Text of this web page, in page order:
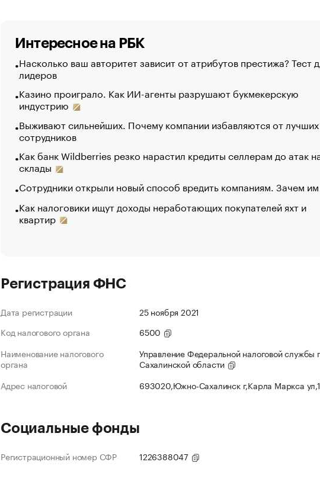
Интересное на РБК
Насколько ваш авторитет зависит от атрибутов престижа? Тест
лидеров
Казино проиграло. Как ИИ-агенты разрушают букмекерскую
индустрию
Выживают сильнейших. Почему компании избавляются от лучших
сотрудников
Как банк Wildberries резко нарастил кредиты селлерам до атак
склады
Сотрудники открыли новый способ вредить компаниям. Зачем
Как налоговики ищут доходы неработающих покупателей яхт и
квартир
Регистрация ФНС
Дата регистрации
25 ноября 2021
Код налогового органа
6500
Наименование налогового
органа
Управление Федеральной налоговой службы
Сахалинской области
Адрес налоговой
693020,Южно-Сахалинск г,Карла Маркса
Социальные фонды
Регистрационный номер СФР 1226388047